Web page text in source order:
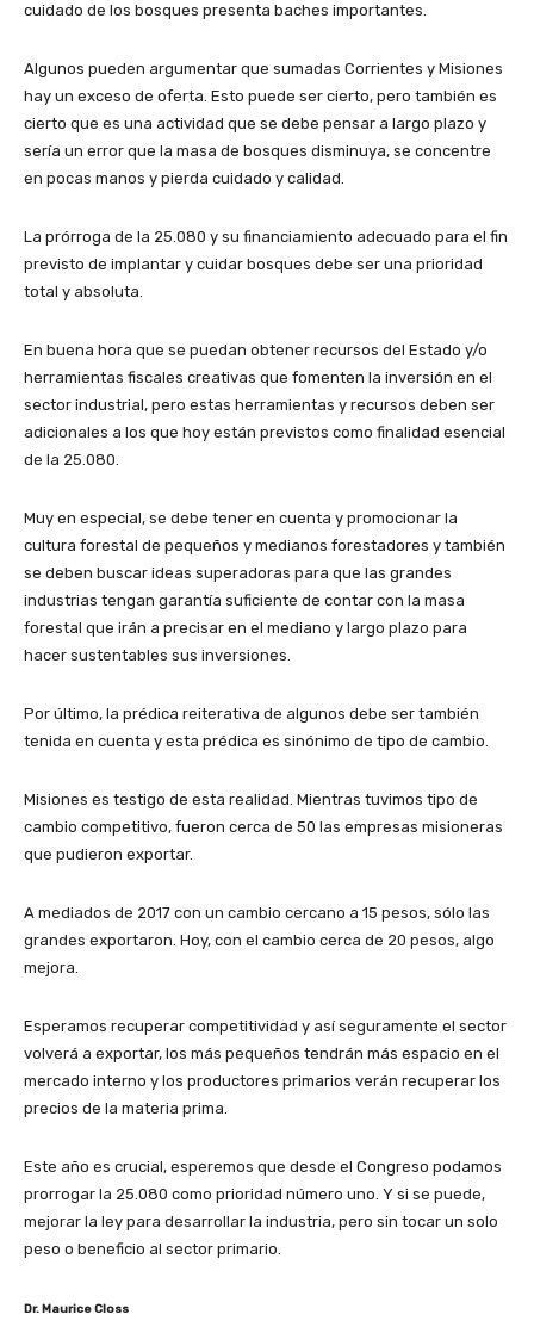
cuidado de los bosques presenta baches importantes.
Algunos pueden argumentar que sumadas Corrientes y Misiones
hay un exceso de oferta. Esto puede ser cierto, pero también es
cierto que es una actividad que se debe pensar a largo plazo y
sería un error que la masa de bosques disminuya, se concentre
en pocas manos y pierda cuidado y calidad.
La prórroga de la 25.080 y su financiamiento adecuado para el fin
previsto de implantar y cuidar bosques debe ser una prioridad
total y absoluta.
En buena hora que se puedan obtener recursos del Estado y/o
herramientas fiscales creativas que fomenten la inversión en el
sector industrial, pero estas herramientas y recursos deben ser
adicionales a los que hoy están previstos como finalidad esencial
de la 25.080.
Muy en especial, se debe tener en cuenta y promocionar la
cultura forestal de pequeños y medianos forestadores y también
se deben buscar ideas superadoras para que las grandes
industrias tengan garantía suficiente de contar con la masa
forestal que irán a precisar en el mediano y largo plazo para
hacer sustentables sus inversiones.
Por último, la prédica reiterativa de algunos debe ser también
tenida en cuenta y esta prédica es sinónimo de tipo de cambio.
Misiones es testigo de esta realidad. Mientras tuvimos tipo de
cambio competitivo, fueron cerca de 50 las empresas misioneras
que pudieron exportar.
A mediados de 2017 con un cambio cercano a 15 pesos, sólo las
grandes exportaron. Hoy, con el cambio cerca de 20 pesos, algo
mejora.
Esperamos recuperar competitividad y así seguramente el sector
volverá a exportar, los más pequeños tendrán más espacio en el
mercado interno y los productores primarios verán recuperar los
precios de la materia prima.
Este año es crucial, esperemos que desde el Congreso podamos
prorrogar la 25.080 como prioridad número uno. Y si se puede,
mejorar la ley para desarrollar la industria, pero sin tocar un solo
peso o beneficio al sector primario.
Dr. Maurice Closs